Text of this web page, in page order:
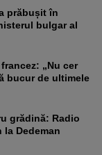
bulgar al
bucur de ultimele
Dedeman